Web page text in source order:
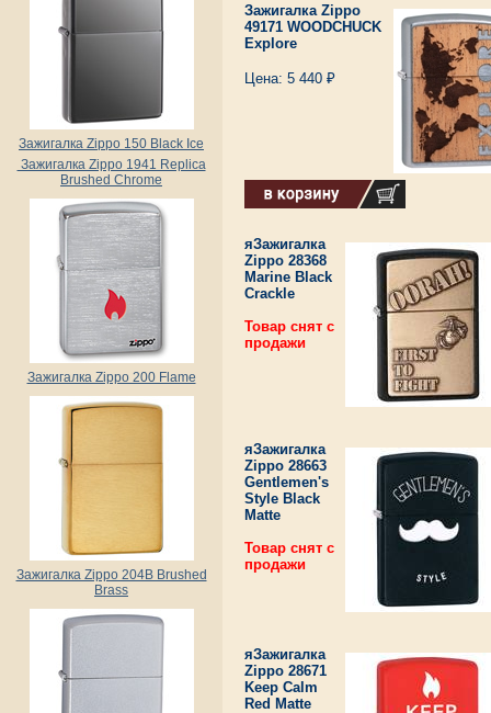
Зажигалка Zippo 150 Black Ice
Зажигалка Zippo 1941 Replica
Brushed Chrome
Зажигалка Zippo 200 Flame
Зажигалка Zippo 204B Brushed
Brass
Зажигалка Zippo
49171 WOODCHUCK
Explore
Цена: 5 440 ₽
яЗажигалка
Zippo 28368
Marine Black
Crackle
Товар снят с
продажи
яЗажигалка
Zippo 28663
Gentlemen's
Style Black
Matte
Товар снят с
продажи
яЗажигалка
Zippo 28671
Keep Calm
Red Matte